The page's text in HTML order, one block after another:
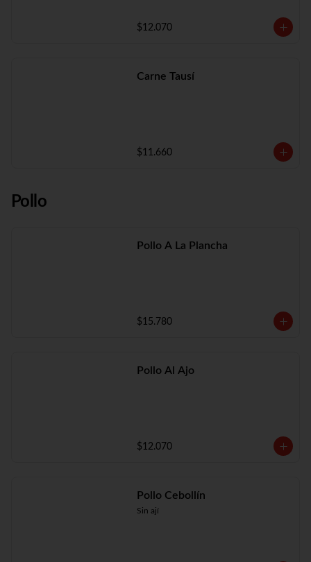
$12.070
Carne Tausí
$11.660
Pollo
Pollo A La Plancha
$15.780
Pollo Al Ajo
$12.070
Pollo Cebollín
Sin ají